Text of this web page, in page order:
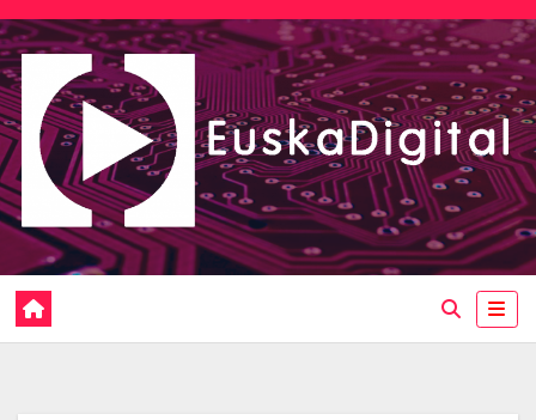
Saltar
al
contenido